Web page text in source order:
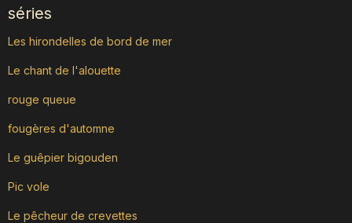
séries
Les hirondelles de bord de mer
Le chant de l'alouette
rouge queue
fougères d'automne
Le guêpier bigouden
Pic vole
Le pêcheur de crevettes